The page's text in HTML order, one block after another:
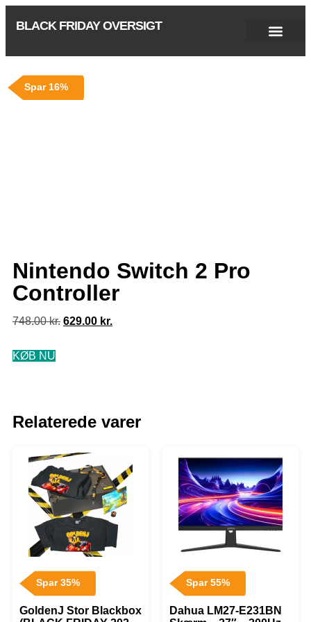
BLACK FRIDAY OVERSIGT
Spar 16%
Nintendo Switch 2 Pro
Controller
748.00kr. 629.00 kr.
KØB NU
Relaterede varer
Spar 35%
GoldenJ Stor Blackbox
Spar 55%
Dahua LM27-E231BN